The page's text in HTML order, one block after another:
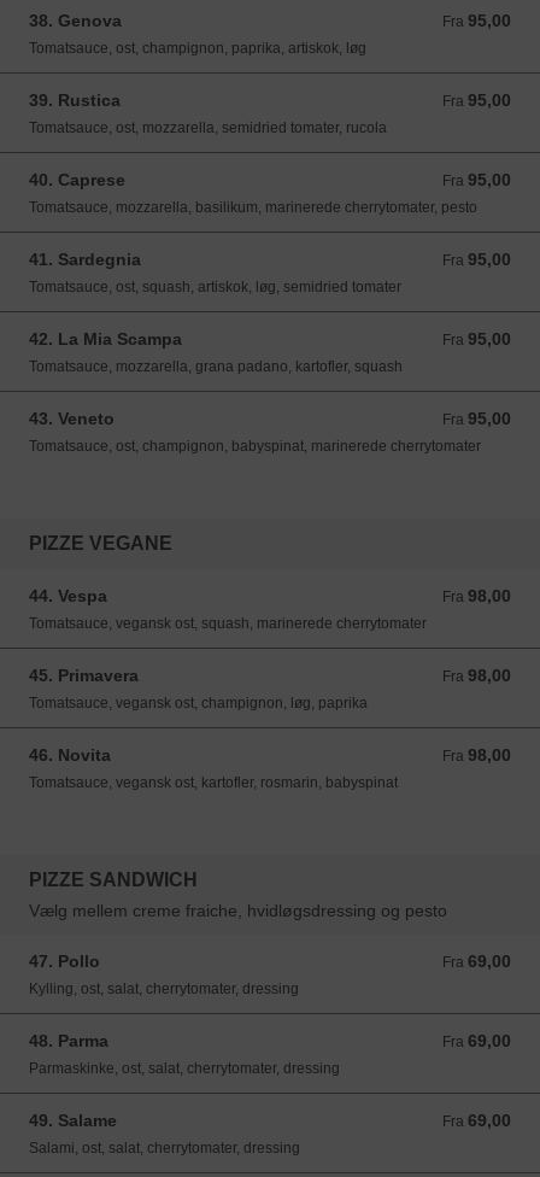
38. Genova Fra 95,00
Fra 95,00 DKK
Tomatsauce, ost, champignon, paprika, artiskok, løg
39. Rustica Fra 95,00
Fra 95,00 DKK
Tomatsauce, ost, mozzarella, semidried tomater, rucola
40. Caprese Fra 95,00
Fra 95,00 DKK
Tomatsauce, mozzarella, basilikum, marinerede cherrytomater, pesto
41. Sardegnia Fra 95,00
Fra 95,00 DKK
Tomatsauce, ost, squash, artiskok, løg, semidried tomater
42. La Mia Scampa Fra 95,00
Fra 95,00 DKK
Tomatsauce, mozzarella, grana padano, kartofler, squash
43. Veneto Fra 95,00
Fra 95,00 DKK
Tomatsauce, ost, champignon, babyspinat, marinerede cherrytomater
PIZZE VEGANE
44. Vespa Fra 98,00
Fra 98,00 DKK
Tomatsauce, vegansk ost, squash, marinerede cherrytomater
45. Primavera Fra 98,00
Fra 98,00 DKK
Tomatsauce, vegansk ost, champignon, løg, paprika
46. Novita Fra 98,00
Fra 98,00 DKK
Tomatsauce, vegansk ost, kartofler, rosmarin, babyspinat
PIZZE SANDWICH
Vælg mellem creme fraiche, hvidløgsdressing og pesto
47. Pollo Fra 69,00
Fra 69,00 DKK
Kylling, ost, salat, cherrytomater, dressing
48. Parma Fra 69,00
Fra 69,00 DKK
Parmaskinke, ost, salat, cherrytomater, dressing
49. Salame Fra 69,00
Fra 69,00 DKK
Salami, ost, salat, cherrytomater, dressing